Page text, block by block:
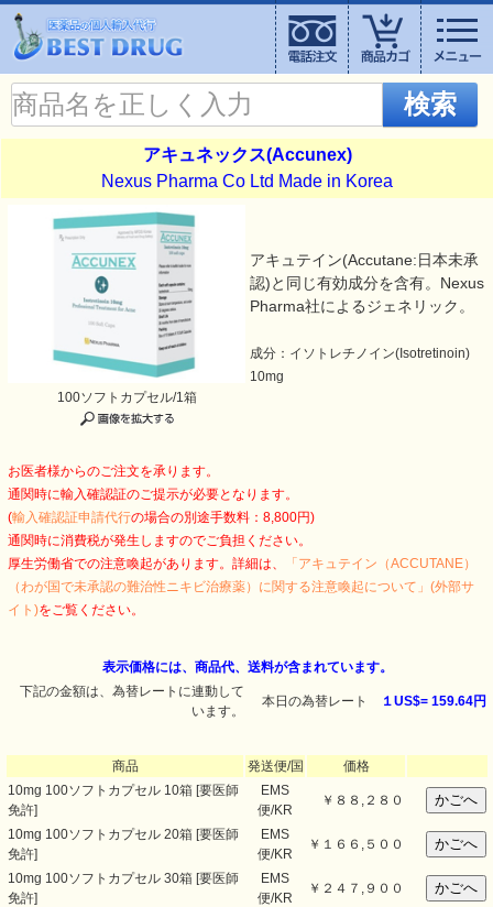
検索
アキュネックス(Accunex)
Nexus Pharma Co Ltd Made in Korea
アキュテイン(Accutane:日本未承
認)と同じ有効成分を含有。Nexus
Pharma社によるジェネリック。
成分：イソトレチノイン(Isotretinoin)
10mg
100ソフトカプセル/1箱
お医者様からのご注文を承ります。
通関時に輸入確認証のご提示が必要となります。
(輸入確認証申請代行の場合の別途手数料：8,800円)
通関時に消費税が発生しますのでご負担ください。
厚生労働省での注意喚起があります。詳細は、
「アキュテイン（ACCUTANE）
（わが国で未承認の難治性ニキビ治療薬）に関する注意喚起について」(外部サ
イト)をご覧ください。
表示価格には、商品代、送料が含まれています。
下記の金額は、為替レートに連動して
います。
本日の為替レート １US$= 159.64円
商品 発送便/国
価格
10mg 100ソフトカプセル 10箱 [要医師
免許]
EMS
便/KR
￥ ８８,２８０
10mg 100ソフトカプセル 20箱 [要医師
免許]
EMS
便/KR
￥ １６６,５００
10mg 100ソフトカプセル 30箱 [要医師
免許]
EMS
便/KR
￥ ２４７,９００